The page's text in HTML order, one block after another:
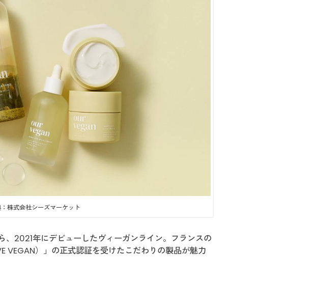
株式会社シーズマーケット
、2021年にデビューしたヴィーガンライン。フランスの
VEGAN）」の正式認証を受けたこだわりの製品が魅力